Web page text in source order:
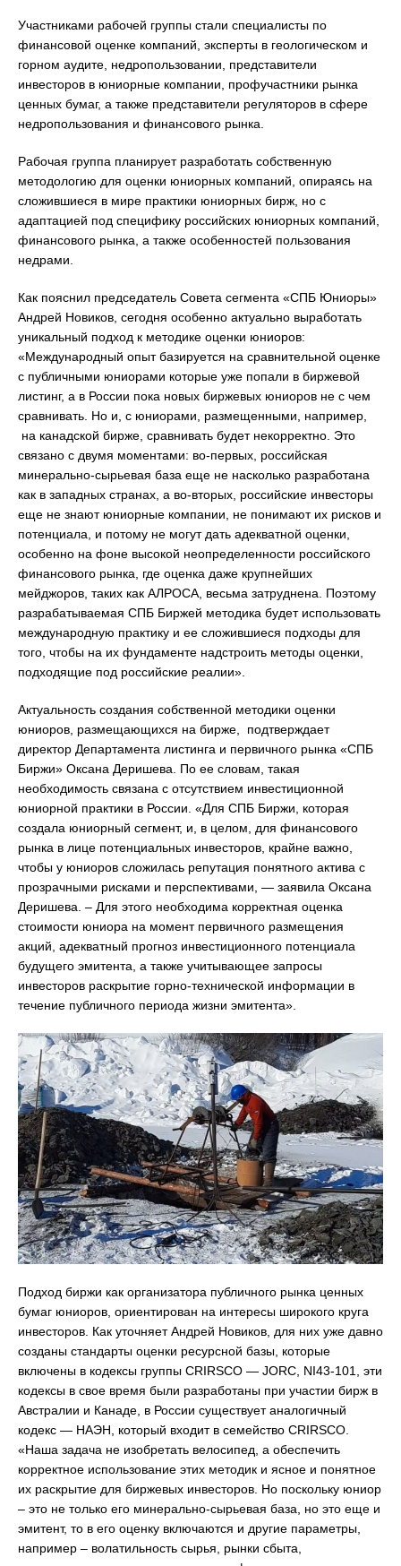
Участниками рабочей группы стали специалисты по
финансовой оценке компаний, эксперты в геологическом и
горном аудите, недропользовании, представители
инвесторов в юниорные компании, профучастники рынка
ценных бумаг, а также представители регуляторов в сфере
недропользования и финансового рынка.
Рабочая группа планирует разработать собственную
методологию для оценки юниорных компаний, опираясь на
сложившиеся в мире практики юниорных бирж, но с
адаптацией под специфику российских юниорных компаний,
финансового рынка, а также особенностей пользования
недрами.
Как пояснил председатель Совета сегмента «СПБ Юниоры»
Андрей Новиков, сегодня особенно актуально выработать
уникальный подход к методике оценки юниоров:
«Международный опыт базируется на сравнительной оценке
с публичными юниорами которые уже попали в биржевой
листинг, а в России пока новых биржевых юниоров не с чем
сравнивать. Но и, с юниорами, размещенными, например,
на канадской бирже, сравнивать будет некорректно. Это
связано с двумя моментами: во-первых, российская
минерально-сырьевая база еще не насколько разработана
как в западных странах, а во-вторых, российские инвесторы
еще не знают юниорные компании, не понимают их рисков и
потенциала, и потому не могут дать адекватной оценки,
особенно на фоне высокой неопределенности российского
финансового рынка, где оценка даже крупнейших
мейджоров, таких как АЛРОСА, весьма затруднена. Поэтому
разрабатываемая СПБ Биржей методика будет использовать
международную практику и ее сложившиеся подходы для
того, чтобы на их фундаменте надстроить методы оценки,
подходящие под российские реалии».
Актуальность создания собственной методики оценки
юниоров, размещающихся на бирже, подтверждает
директор Департамента листинга и первичного рынка «СПБ
Биржи» Оксана Деришева. По ее словам, такая
необходимость связана с отсутствием инвестиционной
юниорной практики в России. «Для СПБ Биржи, которая
создала юниорный сегмент, и, в целом, для финансового
рынка в лице потенциальных инвесторов, крайне важно,
чтобы у юниоров сложилась репутация понятного актива с
прозрачными рисками и перспективами, — заявила Оксана
Деришева. – Для этого необходима корректная оценка
стоимости юниора на момент первичного размещения
акций, адекватный прогноз инвестиционного потенциала
будущего эмитента, а также учитывающее запросы
инвесторов раскрытие горно-технической информации в
течение публичного периода жизни эмитента».
Подход биржи как организатора публичного рынка ценных
бумаг юниоров, ориентирован на интересы широкого круга
инвесторов. Как уточняет Андрей Новиков, для них уже давно
созданы стандарты оценки ресурсной базы, которые
включены в кодексы группы CRIRSCO — JORC, NI43-101, эти
кодексы в свое время были разработаны при участии бирж в
Австралии и Канаде, в России существует аналогичный
кодекс — НАЭН, который входит в семейство CRIRSCO.
«Наша задача не изобретать велосипед, а обеспечить
корректное использование этих методик и ясное и понятное
их раскрытие для биржевых инвесторов. Но поскольку юниор
– это не только его минерально-сырьевая база, но это еще и
эмитент, то в его оценку включаются и другие параметры,
например – волатильность сырья, рынки сбыта,